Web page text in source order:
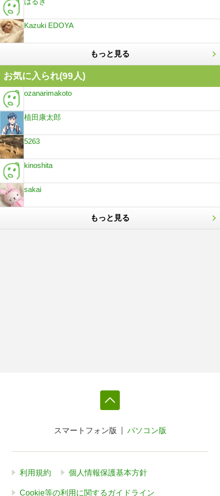
Kazuki EDOYA
もっと見る
お気に入られ(99人)
ozanarimakoto
植田康太郎
5263
kinoshita
sakai
もっと見る
スマートフォン版 パソコン版
利用規約 個人情報保護基本方針
Cookie等の利用に関するガイドライン